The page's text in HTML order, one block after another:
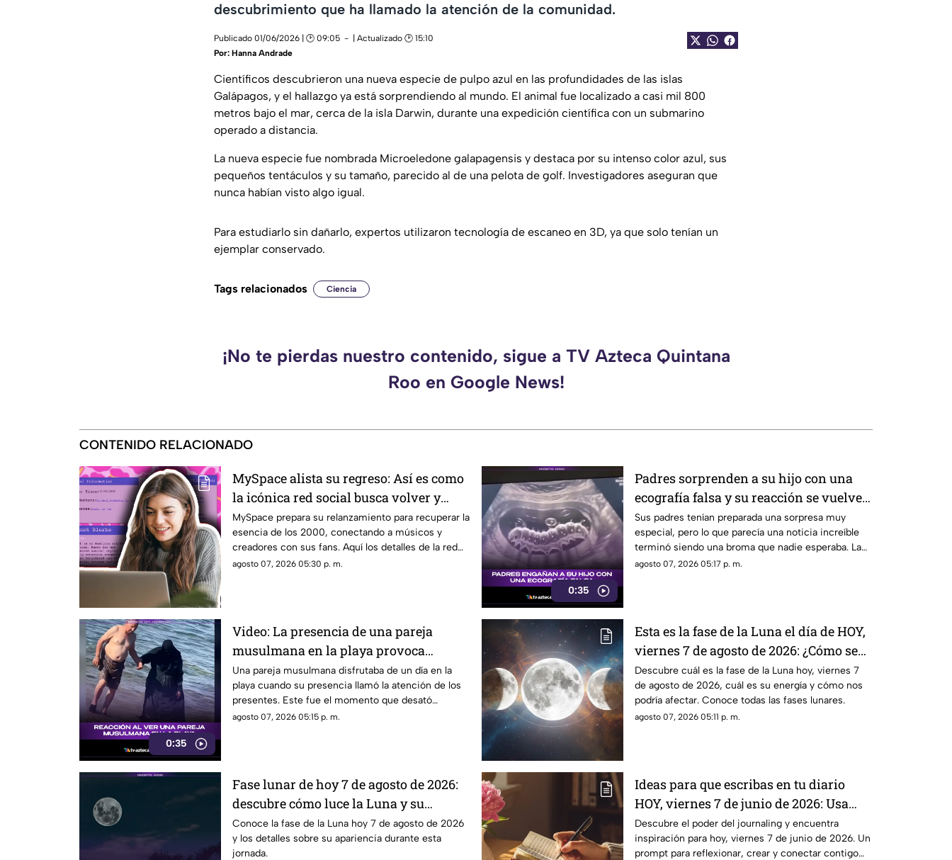
descubrimiento que ha llamado la atención de la comunidad.
Publicado 01/06/2026 | 🕑 09:05
| Actualizado 🕑 15:10
Por: Hanna Andrade
Científicos descubrieron una nueva especie de pulpo azul en las profundidades de las islas
Galápagos, y el hallazgo ya está sorprendiendo al mundo. El animal fue localizado a casi mil 800
metros bajo el mar, cerca de la isla Darwin, durante una expedición científica con un submarino
operado a distancia.
La nueva especie fue nombrada Microeledone galapagensis y destaca por su intenso color azul, sus
pequeños tentáculos y su tamaño, parecido al de una pelota de golf. Investigadores aseguran que
nunca habían visto algo igual.
Para estudiarlo sin dañarlo, expertos utilizaron tecnología de escaneo en 3D, ya que solo tenían un
ejemplar conservado.
Tags relacionados Ciencia
¡No te pierdas nuestro contenido, sigue a TV Azteca Quintana
Roo en Google News!
CONTENIDO RELACIONADO
MySpace alista su regreso: Así es como
la icónica red social busca volver y
revivir la esencia de los años 2000
MySpace prepara su relanzamiento para recuperar la
esencia de los 2000, conectando a músicos y
creadores con sus fans. Aquí los detalles de la red
social.
agosto 07, 2026 05:30 p. m.
0:35
Padres sorprenden a su hijo con una
ecografía falsa y su reacción se vuelve
inolvidable
Sus padres tenían preparada una sorpresa muy
especial, pero lo que parecía una noticia increíble
terminó siendo una broma que nadie esperaba. La
reacción de su hijo asi quedó grabada.
agosto 07, 2026 05:17 p. m.
0:35
Video: La presencia de una pareja
musulmana en la playa provoca
reacciones
Una pareja musulmana disfrutaba de un día en la
playa cuando su presencia llamó la atención de los
presentes. Este fue el momento que desató
diversas reacciones entre quienes se encontraban
agosto 07, 2026 05:15 p. m.
Esta es la fase de la Luna el día de HOY,
viernes 7 de agosto de 2026: ¿Cómo se
verá el astro durante la noche?
Descubre cuál es la fase de la Luna hoy, viernes 7
de agosto de 2026, cuál es su energía y cómo nos
podría afectar. Conoce todas las fases lunares.
agosto 07, 2026 05:11 p. m.
Fase lunar de hoy 7 de agosto de 2026:
descubre cómo luce la Luna y su
significado
Conoce la fase de la Luna hoy 7 de agosto de 2026
y los detalles sobre su apariencia durante esta
jornada.
Ideas para que escribas en tu diario
HOY, viernes 7 de junio de 2026: Usa
este journal prompt y termina tu día
lleno de gratitud
Descubre el poder del journaling y encuentra
inspiración para hoy, viernes 7 de junio de 2026. Un
prompt para reflexionar, crear y conectar contigo